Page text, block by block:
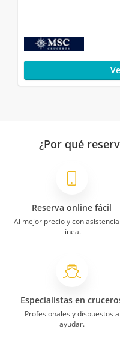
¿Por qué
Reserva online fácil
Al mejor precio y con
línea.
Especialistas en
Profesionales y dispuestos a
ayudar.